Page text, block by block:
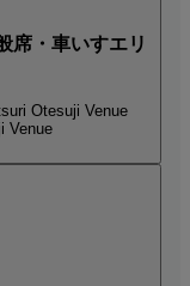
・車いすエリ
Otesuji Venue
Venue